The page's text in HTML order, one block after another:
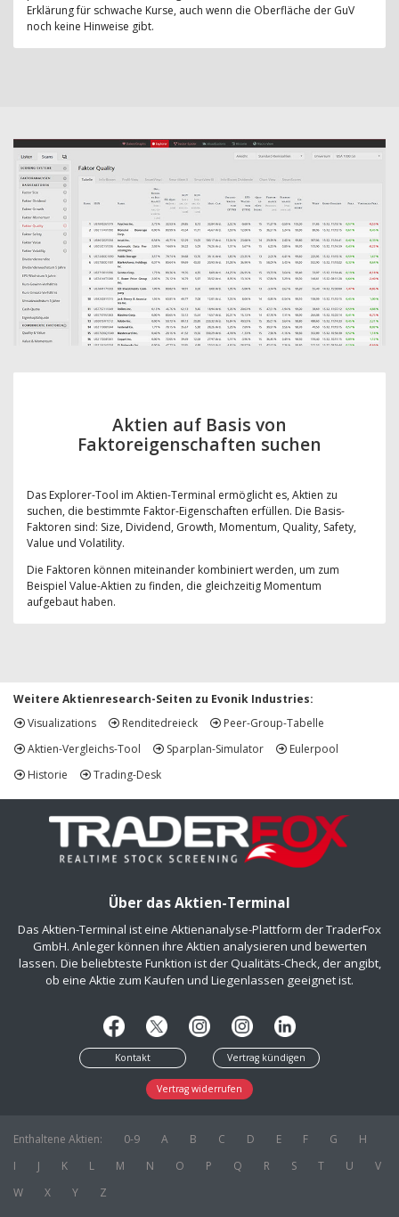
Erklärung für schwache Kurse, auch wenn die Oberfläche der GuV
noch keine Hinweise gibt.
Aktien auf Basis von
Faktoreigenschaften suchen
Das Explorer-Tool im Aktien-Terminal ermöglicht es, Aktien zu
suchen, die bestimmte Faktor-Eigenschaften erfüllen. Die Basis-
Faktoren sind: Size, Dividend, Growth, Momentum, Quality, Safety,
Value und Volatility.
Die Faktoren können miteinander kombiniert werden, um zum
Beispiel Value-Aktien zu finden, die gleichzeitig Momentum
aufgebaut haben.
Weitere Aktienresearch-Seiten zu Evonik Industries:
Visualizations
Renditedreieck
Peer-Group-Tabelle
Aktien-Vergleichs-Tool
Sparplan-Simulator
Eulerpool
Historie
Trading-Desk
Über das Aktien-Terminal
Das Aktien-Terminal ist eine Aktienanalyse-Plattform der TraderFox
GmbH. Anleger können ihre Aktien analysieren und bewerten
lassen. Die beliebteste Funktion ist der Qualitäts-Check, der angibt,
ob eine Aktie zum Kaufen und Liegenlassen geeignet ist.
Kontakt Vertrag kündigen
Vertrag widerrufen
Enthaltene Aktien: 0-9 A B C D E F G
H
I
J K L M N O P Q R S T U
V
W
X Y Z